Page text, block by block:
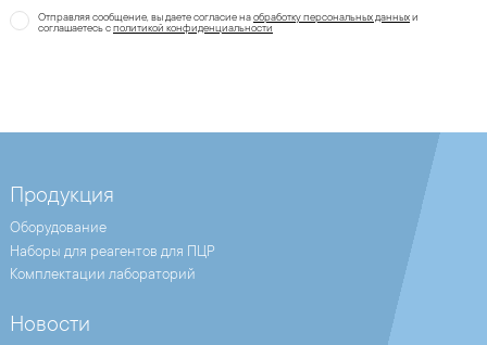
Отправляя сообщение, вы даете согласие наобработку персональных данныхи
соглашаетесь cполитикой конфиденциальности
Продукция
Оборудование
Наборы для реагентов для ПЦР
Комплектации лабораторий
Новости